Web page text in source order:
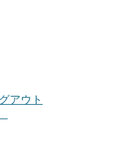
アウト